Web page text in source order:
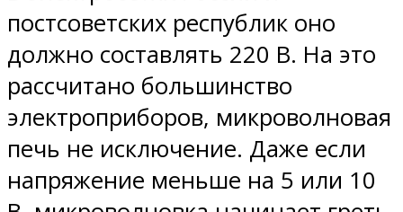
постсоветских республик оно
должно составлять 220 В. На это
рассчитано большинство
электроприборов, микроволновая
печь не исключение. Даже если
напряжение меньше на 5 или 10